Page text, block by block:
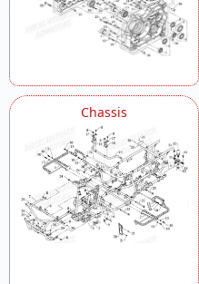
Chassis